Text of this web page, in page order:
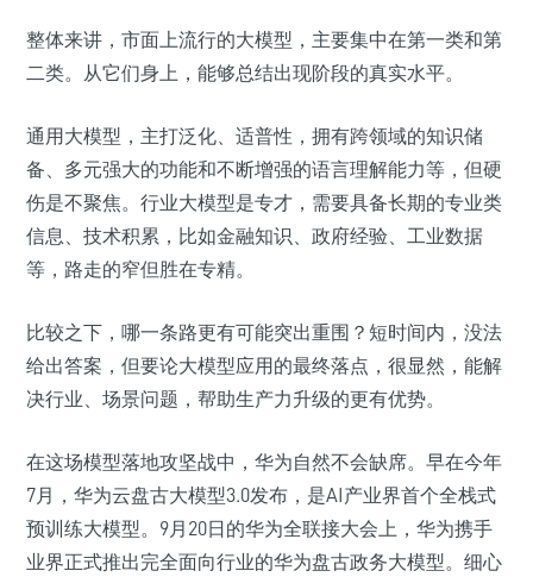
整体来讲，市面上流行的大模型，主要集中在第一类和第
二类。从它们身上，能够总结出现阶段的真实水平。
通用大模型，主打泛化、适普性，拥有跨领域的知识储
备、多元强大的功能和不断增强的语言理解能力等，但硬
伤是不聚焦。行业大模型是专才，需要具备长期的专业类
信息、技术积累，比如金融知识、政府经验、工业数据
等，路走的窄但胜在专精。
比较之下，哪一条路更有可能突出重围？短时间内，没法
给出答案，但要论大模型应用的最终落点，很显然，能解
决行业、场景问题，帮助生产力升级的更有优势。
在这场模型落地攻坚战中，华为自然不会缺席。早在今年
7月，华为云盘古大模型3.0发布，是AI产业界首个全栈式
预训练大模型。9月20日的华为全联接大会上，华为携手
业界正式推出完全面向行业的华为盘古政务大模型。细心